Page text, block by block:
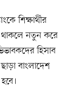
শিক্ষার্থীর
থাকলে নতুন করে
হিসাব
বাংলাদেশ